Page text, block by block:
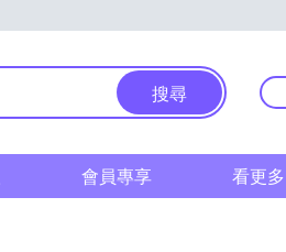
搜尋
會員專享 看更多